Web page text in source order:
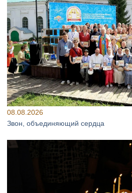
08.08.2026
Звон, объединяющий сердца